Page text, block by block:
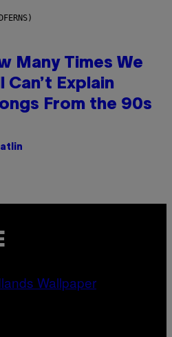
Many Times We
Explain
From the 90s